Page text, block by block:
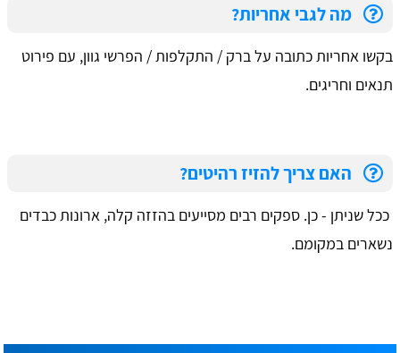
מה לגבי אחריות?
בקשו אחריות כתובה על ברק / התקלפות / הפרשי גוון, עם פירוט
תנאים וחריגים.
האם צריך להזיז רהיטים?
ככל שניתן - כן. ספקים רבים מסייעים בהזזה קלה, ארונות כבדים
נשארים במקומם.